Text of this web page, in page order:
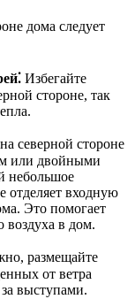
дома следует
Избегайте
стороне, так
северной стороне
или двойными
небольшое
отделяет входную
Это помогает
воздуха в дом.
размещайте
от ветра
выступами.